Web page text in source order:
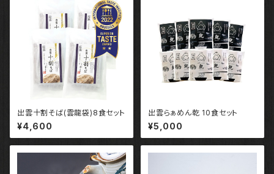
出雲十割そば(雲龍袋)8食セット
¥4,600
出雲らぁめん乾 10食セット
¥5,000